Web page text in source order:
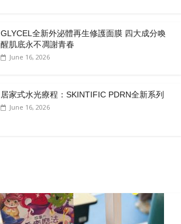
GLYCEL全新外泌體再生修護面膜 四大成分喚
醒肌底永不凋謝青春
June 16, 2026
居家式水光療程：SKINTIFIC PDRN全新系列
June 16, 2026